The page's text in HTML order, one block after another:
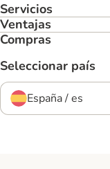
Servicios
Ventajas
Compras
Seleccionar país
España / es